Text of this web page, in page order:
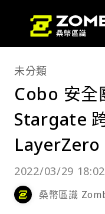
未分類
Cobo 安全
Stargate
LayerZero
2022/03/29 18:02
桑幣區識